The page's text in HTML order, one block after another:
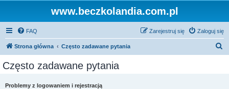
www.beczkolandia.com.pl
FAQ Zaloguj się
Zarejestruj się
Strona główna Często zadawane pytania
Często zadawane pytania
Problemy z logowaniem i rejestracją